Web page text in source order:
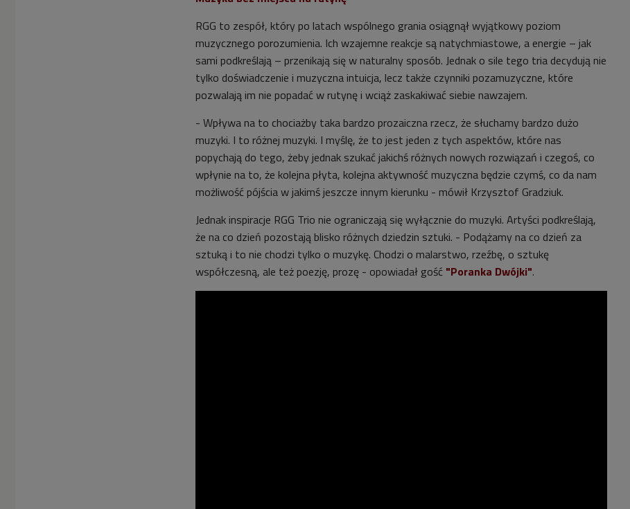
RGG to zespół, który po latach wspólnego grania osiągnął wyjątkowy poziom
muzycznego porozumienia. Ich wzajemne reakcje są natychmiastowe, a energie – jak
sami podkreślają – przenikają się w naturalny sposób. Jednak o sile tego tria decydują nie
tylko doświadczenie i muzyczna intuicja, lecz także czynniki pozamuzyczne, które
pozwalają im nie popadać w rutynę i wciąż zaskakiwać siebie nawzajem.
- Wpływa na to chociażby taka bardzo prozaiczna rzecz, że słuchamy bardzo dużo
muzyki. I to różnej muzyki. I myślę, że to jest jeden z tych aspektów, które nas
popychają do tego, żeby jednak szukać jakichś różnych nowych rozwiązań i czegoś, co
wpłynie na to, że kolejna płyta, kolejna aktywność muzyczna będzie czymś, co da nam
możliwość pójścia w jakimś jeszcze innym kierunku - mówił Krzysztof Gradziuk.
Jednak inspiracje RGG Trio nie ograniczają się wyłącznie do muzyki. Artyści podkreślają,
że na co dzień pozostają blisko różnych dziedzin sztuki. - Podążamy na co dzień za
sztuką i to nie chodzi tylko o muzykę. Chodzi o malarstwo, rzeźbę, o sztukę
współczesną, ale też poezję, prozę - opowiadał gość "Poranka Dwójki".